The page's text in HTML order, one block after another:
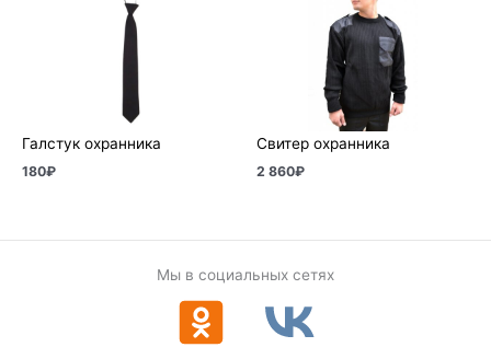
Галстук охранника
180₽
Свитер охранника
2 860₽
Мы в социальных сетях